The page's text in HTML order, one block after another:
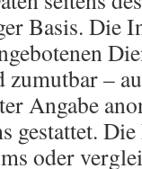
Basis. Die
–
Angabe
gestattet.
oder